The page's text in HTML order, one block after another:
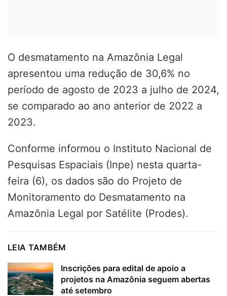
O desmatamento na Amazônia Legal
apresentou uma redução de 30,6% no
período de agosto de 2023 a julho de 2024,
se comparado ao ano anterior de 2022 a
2023.
Conforme informou o Instituto Nacional de
Pesquisas Espaciais (Inpe) nesta quarta-
feira (6), os dados são do Projeto de
Monitoramento do Desmatamento na
Amazônia Legal por Satélite (Prodes).
LEIA TAMBÉM
Inscrições para edital de apoio a
projetos na Amazônia seguem abertas
até setembro